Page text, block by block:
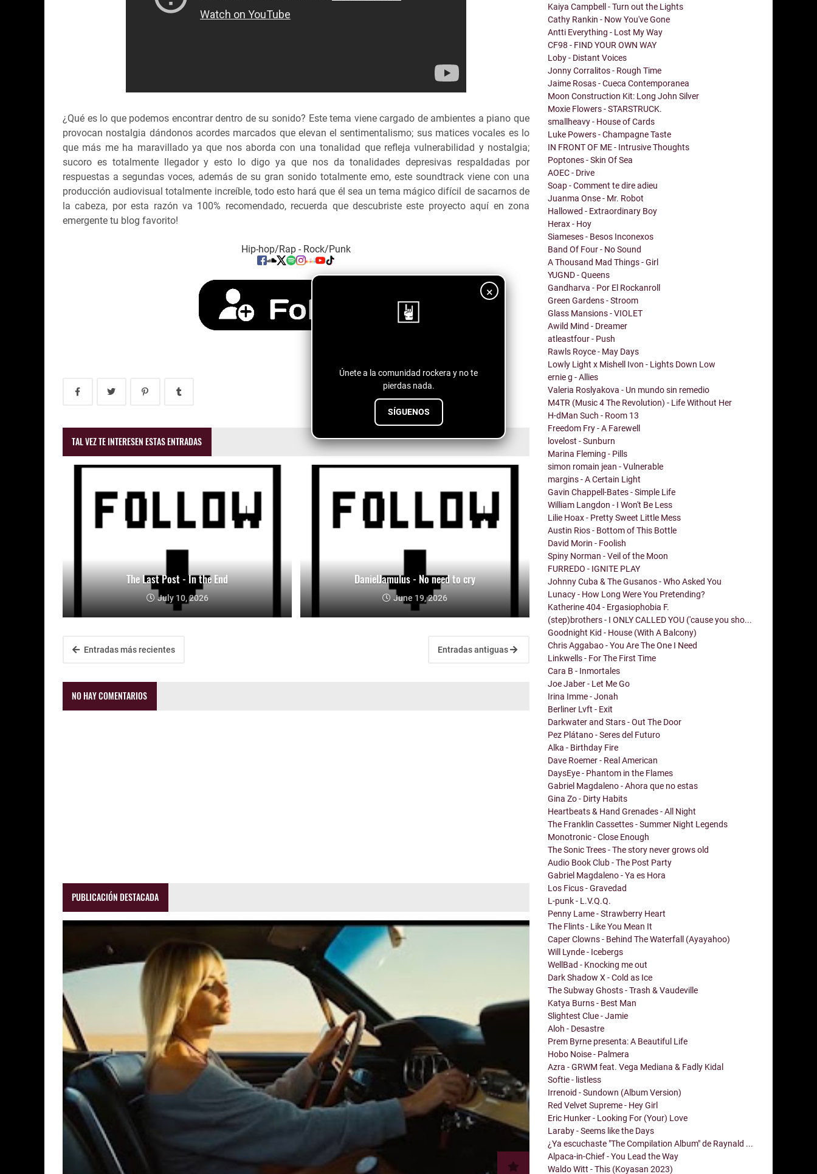
×
Únete a la comunidad rockera y no te
pierdas nada.
SÍGUENOS
¿Qué es lo que podemos encontrar dentro de su sonido? Este tema viene cargado de ambientes a piano que
provocan nostalgia dándonos acordes marcados que elevan el sentimentalismo; sus matices vocales es lo
que más me ha maravillado ya que nos aborda con una tonalidad que refleja vulnerabilidad y nostalgia;
sucoro es totalmente llegador y esto lo digo ya que nos da tonalidades depresivas respaldadas por
respuestas a segundas voces, además de su gran sonido totalmente emo, este soundtrack viene con una
producción audiovisual totalmente increíble, todo esto hará que él sea un tema mágico difícil de sacarnos de
la cabeza, por esta razón va 100% recomendado, recuerda que descubriste este proyecto aquí en zona
emergente tu blog favorito!
Hip-hop/Rap - Rock/Punk
TAL VEZ TE INTERESEN ESTAS ENTRADAS
The Last Post - In the End
July 10, 2026
DanielJamulus - No need to cry
June 19, 2026
Entradas más recientes Entradas antiguas
NO HAY COMENTARIOS
PUBLICACIÓN DESTACADA
Kaiya Campbell - Turn out the Lights
Cathy Rankin - Now You've Gone
Antti Everything - Lost My Way
CF98 - FIND YOUR OWN WAY
Loby - Distant Voices
Jonny Corralitos - Rough Time
Jaime Rosas - Cueca Contemporanea
Moon Construction Kit: Long John Silver
Moxie Flowers - STARSTRUCK.
smallheavy - House of Cards
Luke Powers - Champagne Taste
IN FRONT OF ME - Intrusive Thoughts
Poptones - Skin Of Sea
AOEC - Drive
Soap - Comment te dire adieu
Juanma Onse - Mr. Robot
Hallowed - Extraordinary Boy
Herax - Hoy
Siameses - Besos Inconexos
Band Of Four - No Sound
A Thousand Mad Things - Girl
YUGND - Queens
Gandharva - Por El Rockanroll
Green Gardens - Stroom
Glass Mansions - VIOLET
Awild Mind - Dreamer
atleastfour - Push
Rawls Royce - May Days
Lowly Light x Mishell Ivon - Lights Down Low
ernie g - Allies
Valeria Roslyakova - Un mundo sin remedio
M4TR (Music 4 The Revolution) - Life Without Her
H-dMan Such - Room 13
Freedom Fry - A Farewell
lovelost - Sunburn
Marina Fleming - Pills
simon romain jean - Vulnerable
margins - A Certain Light
Gavin Chappell-Bates - Simple Life
William Langdon - I Won't Be Less
Lilie Hoax - Pretty Sweet Little Mess
Austin Rios - Bottom of This Bottle
David Morin - Foolish
Spiny Norman - Veil of the Moon
FURREDO - IGNITE PLAY
Johnny Cuba & The Gusanos - Who Asked You
Lunacy - How Long Were You Pretending?
Katherine 404 - Ergasiophobia F.
(step)brothers - I ONLY CALLED YOU ('cause you sho...
Goodnight Kid - House (With A Balcony)
Chris Aggabao - You Are The One I Need
Linkwells - For The First Time
Cara B - Inmortales
Joe Jaber - Let Me Go
Irina Imme - Jonah
Berliner Lvft - Exit
Darkwater and Stars - Out The Door
Pez Plátano - Seres del Futuro
Alka - Birthday Fire
Dave Roemer - Real American
DaysEye - Phantom in the Flames
Gabriel Magdaleno - Ahora que no estas
Gina Zo - Dirty Habits
Heartbeats & Hand Grenades - All Night
The Franklin Cassettes - Summer Night Legends
Monotronic - Close Enough
The Sonic Trees - The story never grows old
Audio Book Club - The Post Party
Gabriel Magdaleno - Ya es Hora
Los Ficus - Gravedad
L-punk - L.V.Q.Q.
Penny Lame - Strawberry Heart
The Flints - Like You Mean It
Caper Clowns - Behind The Waterfall (Ayayahoo)
Will Lynde - Icebergs
WellBad - Knocking me out
Dark Shadow X - Cold as Ice
The Subway Ghosts - Trash & Vaudeville
Katya Burns - Best Man
Slightest Clue - Jamie
Aloh - Desastre
Prem Byrne presenta: A Beautiful Life
Hobo Noise - Palmera
Azra - GRWM feat. Vega Mediana & Fadly Kidal
Softie - listless
Irrenoid - Sundown (Album Version)
Red Velvet Supreme - Hey Girl
Eric Hunker - Looking For (Your) Love
Laraby - Seems like the Days
¿Ya escuchaste "The Compilation Album" de Raynald ...
Alpaca-in-Chief - You Lead the Way
Waldo Witt - This (Koyasan 2023)